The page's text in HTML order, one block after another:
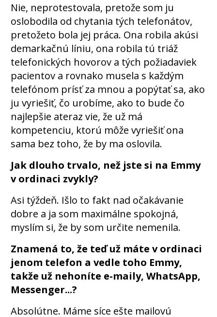
Nie, neprotestovala, pretože som ju
oslobodila od chytania tých telefonátov,
pretožeto bola jej práca. Ona robila akúsi
demarkačnú líniu, ona robila tú triáž
telefonických hovorov a tých požiadaviek
pacientov a rovnako musela s každým
telefónom prísť za mnou a popýtať sa, ako
ju vyriešiť, čo urobíme, ako to bude čo
najlepšie ateraz vie, že už má
kompetenciu, ktorú môže vyriešiť ona
sama bez toho, že by ma oslovila.
Jak dlouho trvalo, než jste si na Emmy
v ordinaci zvykly?
Asi týždeň. Išlo to fakt nad očakávanie
dobre a ja som maximálne spokojná,
myslím si, že by som určite nemenila.
Znamená to, že teď už máte v ordinaci
jenom telefon a vedle toho Emmy,
takže už nehoníte e-maily, WhatsApp,
Messenger...?
Absolútne. Máme síce ešte mailovú